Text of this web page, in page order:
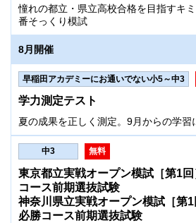
憧れの都立・県立高校合格を目指すキ
番そっくり模試
8月開催
早稲田アカデミーにお通いでない小5～中3
学力測定テスト
夏の成果を正しく測定。9月からの学習
中3 無料
東京都立実戦オープン模試［第1
コース前期選抜試験
神奈川県立実戦オープン模試［第
必勝コース前期選抜試験